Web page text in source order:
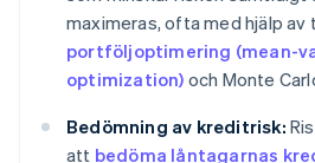
maximeras, ofta med hjälp av
portföljoptimering (mean-
optimization) och Monte
Bedömning av kreditrisk:
att bedöma låntagarnas